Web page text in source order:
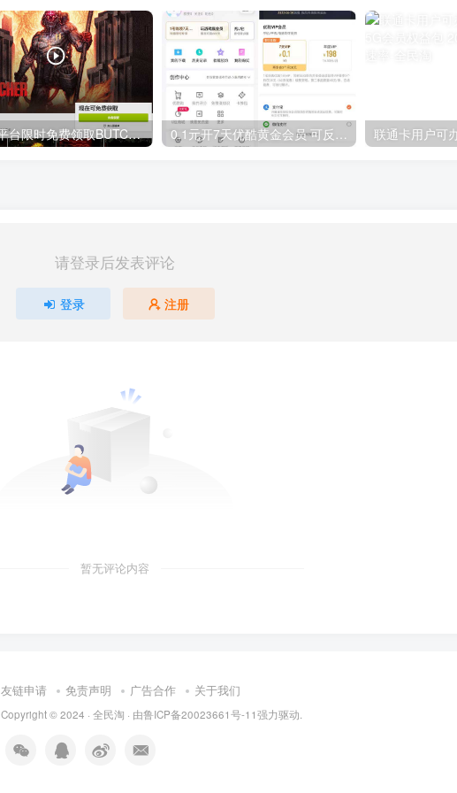
GOG平台限时免费领取BUTCHER（屠夫） 0.1元开7天优酷黄金会员 可反复开通需要关闭自动续费
请登录后发表评论
登录 注册
暂无评论内容
友链申请 免责声明 广告合作 关于我们
Copyright © 2024 · 全民淘 · 由鲁ICP备20023661号-11强力驱动.